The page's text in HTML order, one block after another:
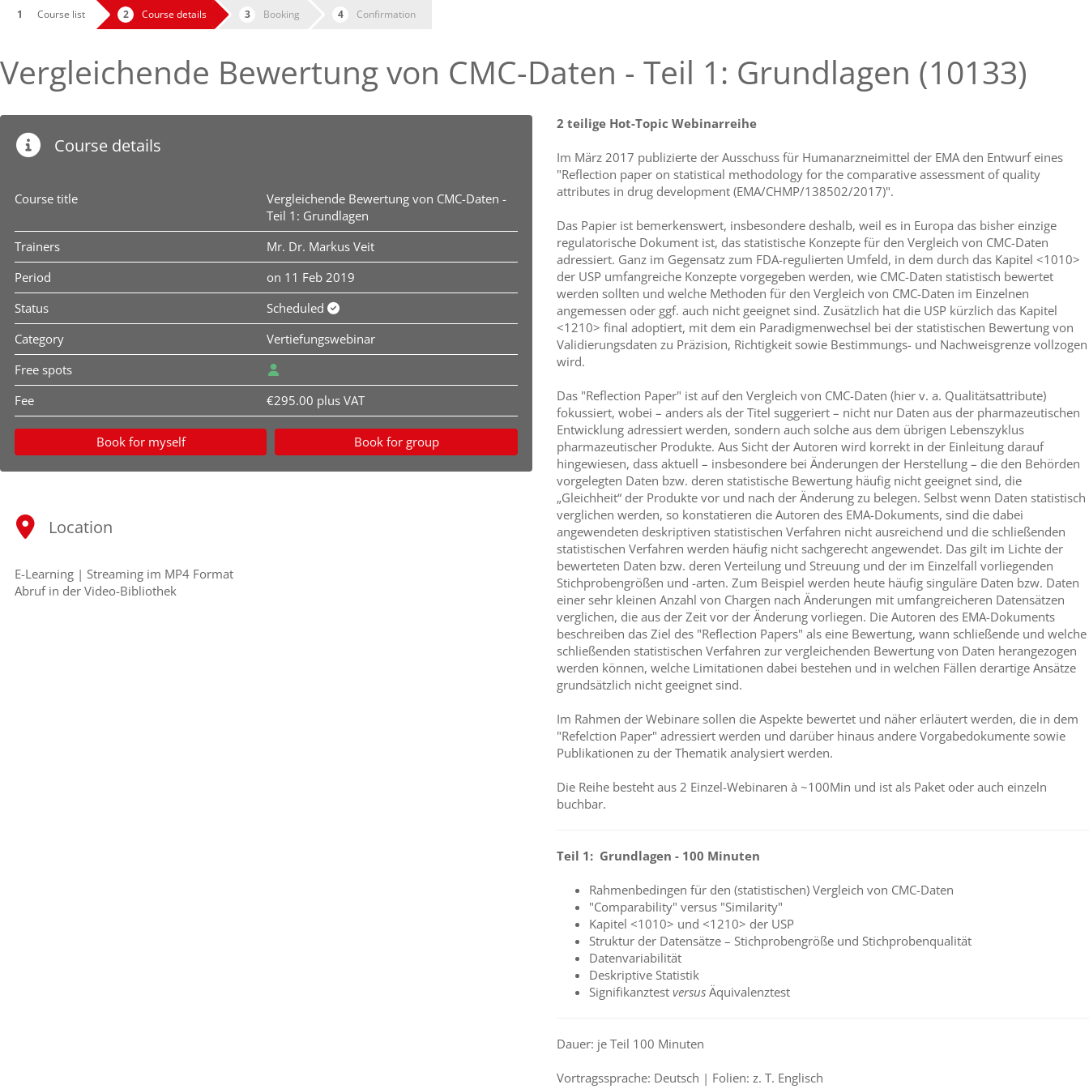
Course list Course details Booking Confirmation
Vergleichende Bewertung von CMC-Daten - Teil 1: Grundlagen (10133)
Course details
Course title
Vergleichende Bewertung von CMC-Daten -
Teil 1: Grundlagen
Trainers
Mr. Dr. Markus Veit
Period
on 11 Feb 2019
Status
Scheduled
Category
Vertiefungswebinar
Free spots
Fee
€295.00 plus VAT
Book for myself Book for group
2 teilige Hot-Topic Webinarreihe
Im März 2017 publizierte der Ausschuss für Humanarzneimittel der EMA den Entwurf eines
"Reflection paper on statistical methodology for the comparative assessment of quality
attributes in drug development (EMA/CHMP/138502/2017)".
Das Papier ist bemerkenswert, insbesondere deshalb, weil es in Europa das bisher einzige
regulatorische Dokument ist, das statistische Konzepte für den Vergleich von CMC-Daten
adressiert. Ganz im Gegensatz zum FDA-regulierten Umfeld, in dem durch das Kapitel <1010>
der USP umfangreiche Konzepte vorgegeben werden, wie CMC-Daten statistisch bewertet
werden sollten und welche Methoden für den Vergleich von CMC-Daten im Einzelnen
angemessen oder ggf. auch nicht geeignet sind. Zusätzlich hat die USP kürzlich das Kapitel
<1210> final adoptiert, mit dem ein Paradigmenwechsel bei der statistischen Bewertung von
Validierungsdaten zu Präzision, Richtigkeit sowie Bestimmungs- und Nachweisgrenze vollzogen
wird.
Das "Reflection Paper" ist auf den Vergleich von CMC-Daten (hier v. a. Qualitätsattribute)
fokussiert, wobei – anders als der Titel suggeriert – nicht nur Daten aus der pharmazeutischen
Entwicklung adressiert werden, sondern auch solche aus dem übrigen Lebenszyklus
pharmazeutischer Produkte. Aus Sicht der Autoren wird korrekt in der Einleitung darauf
hingewiesen, dass aktuell – insbesondere bei Änderungen der Herstellung – die den Behörden
vorgelegten Daten bzw. deren statistische Bewertung häufig nicht geeignet sind, die
„Gleichheit“ der Produkte vor und nach der Änderung zu belegen. Selbst wenn Daten statistisch
verglichen werden, so konstatieren die Autoren des EMA-Dokuments, sind die dabei
angewendeten deskriptiven statistischen Verfahren nicht ausreichend und die schließenden
statistischen Verfahren werden häufig nicht sachgerecht angewendet. Das gilt im Lichte der
bewerteten Daten bzw. deren Verteilung und Streuung und der im Einzelfall vorliegenden
Stichprobengrößen und -arten. Zum Beispiel werden heute häufig singuläre Daten bzw. Daten
einer sehr kleinen Anzahl von Chargen nach Änderungen mit umfangreicheren Datensätzen
verglichen, die aus der Zeit vor der Änderung vorliegen. Die Autoren des EMA-Dokuments
beschreiben das Ziel des "Reflection Papers" als eine Bewertung, wann schließende und welche
schließenden statistischen Verfahren zur vergleichenden Bewertung von Daten herangezogen
werden können, welche Limitationen dabei bestehen und in welchen Fällen derartige Ansätze
grundsätzlich nicht geeignet sind.
Im Rahmen der Webinare sollen die Aspekte bewertet und näher erläutert werden, die in dem
"Refelction Paper" adressiert werden und darüber hinaus andere Vorgabedokumente sowie
Publikationen zu der Thematik analysiert werden.
Die Reihe besteht aus 2 Einzel-Webinaren à ~100Min und ist als Paket oder auch einzeln
buchbar.
Teil 1: Grundlagen - 100 Minuten
Rahmenbedingen für den (statistischen) Vergleich von CMC-Daten
"Comparability" versus "Similarity"
Kapitel <1010> und <1210> der USP
Struktur der Datensätze – Stichprobengröße und Stichprobenqualität
Datenvariabilität
Deskriptive Statistik
Signifikanztest versus Äquivalenztest
Dauer: je Teil 100 Minuten
Vortragssprache: Deutsch | Folien: z. T. Englisch
Location
E-Learning | Streaming im MP4 Format
Abruf in der Video-Bibliothek